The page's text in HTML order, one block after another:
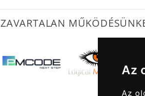
Az
Az
ZAVARTALAN